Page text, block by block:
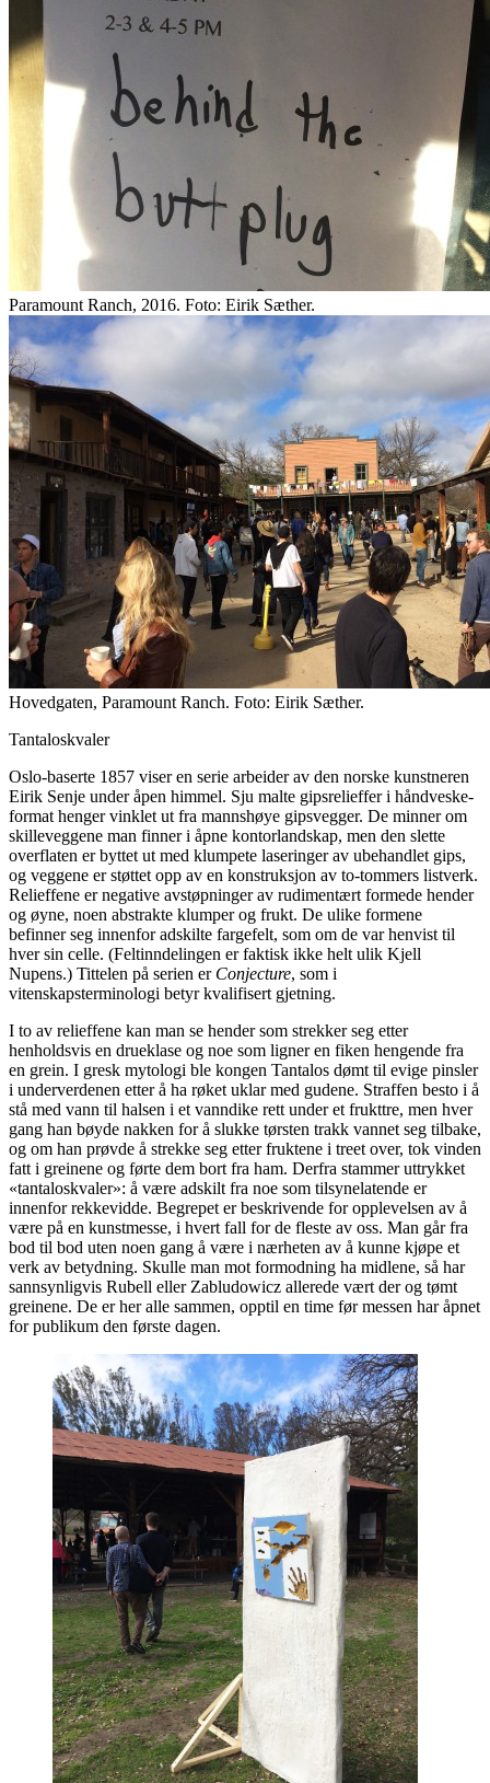
Paramount Ranch, 2016. Foto: Eirik Sæther.
Hovedgaten, Paramount Ranch. Foto: Eirik Sæther.
Tantaloskvaler
Oslo-baserte 1857 viser en serie arbeider av den norske kunstneren
Eirik Senje under åpen himmel. Sju malte gipsrelieffer i håndveske-
format henger vinklet ut fra mannshøye gipsvegger. De minner om
skilleveggene man finner i åpne kontorlandskap, men den slette
overflaten er byttet ut med klumpete laseringer av ubehandlet gips,
og veggene er støttet opp av en konstruksjon av to-tommers listverk.
Relieffene er negative avstøpninger av rudimentært formede hender
og øyne, noen abstrakte klumper og frukt. De ulike formene
befinner seg innenfor adskilte fargefelt, som om de var henvist til
hver sin celle. (Feltinndelingen er faktisk ikke helt ulik Kjell
Nupens.) Tittelen på serien er Conjecture, som i
vitenskapsterminologi betyr kvalifisert gjetning.
I to av relieffene kan man se hender som strekker seg etter
henholdsvis en drueklase og noe som ligner en fiken hengende fra
en grein. I gresk mytologi ble kongen Tantalos dømt til evige pinsler
i underverdenen etter å ha røket uklar med gudene. Straffen besto i å
stå med vann til halsen i et vanndike rett under et frukttre, men hver
gang han bøyde nakken for å slukke tørsten trakk vannet seg tilbake,
og om han prøvde å strekke seg etter fruktene i treet over, tok vinden
fatt i greinene og førte dem bort fra ham. Derfra stammer uttrykket
«tantaloskvaler»: å være adskilt fra noe som tilsynelatende er
innenfor rekkevidde. Begrepet er beskrivende for opplevelsen av å
være på en kunstmesse, i hvert fall for de fleste av oss. Man går fra
bod til bod uten noen gang å være i nærheten av å kunne kjøpe et
verk av betydning. Skulle man mot formodning ha midlene, så har
sannsynligvis Rubell eller Zabludowicz allerede vært der og tømt
greinene. De er her alle sammen, opptil en time før messen har åpnet
for publikum den første dagen.